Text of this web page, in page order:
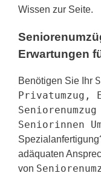
Wissen zur Seite.
Erwartungen
Benötigen Sie Ihr
Privatumzug,
Seniorinnen
adäquaten
von